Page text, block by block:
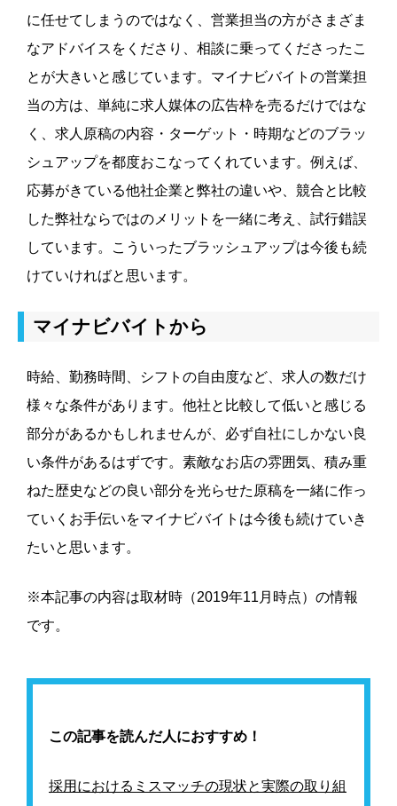
に任せてしまうのではなく、営業担当の方がさまざま
なアドバイスをくださり、相談に乗ってくださったこ
とが大きいと感じています。マイナビバイトの営業担
当の方は、単純に求人媒体の広告枠を売るだけではな
く、求人原稿の内容・ターゲット・時期などのブラッ
シュアップを都度おこなってくれています。例えば、
応募がきている他社企業と弊社の違いや、競合と比較
した弊社ならではのメリットを一緒に考え、試行錯誤
しています。こういったブラッシュアップは今後も続
けていければと思います。
マイナビバイトから
時給、勤務時間、シフトの自由度など、求人の数だけ
様々な条件があります。他社と比較して低いと感じる
部分があるかもしれませんが、必ず自社にしかない良
い条件があるはずです。素敵なお店の雰囲気、積み重
ねた歴史などの良い部分を光らせた原稿を一緒に作っ
ていくお手伝いをマイナビバイトは今後も続けていき
たいと思います。
※本記事の内容は取材時（2019年11月時点）の情報
です。
この記事を読んだ人におすすめ！
採用におけるミスマッチの現状と実際の取り組